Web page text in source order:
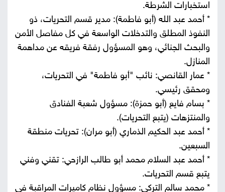
استخبارات الشرطة.
* أحمد عبد الله (أبو فاطمة): مدير قسم التحريات، ذو
النفوذ المطلق والتدخلات الواسعة في كل مفاصل الأمن
والبحث الجنائي، وهو المسؤول رفقة فريقه عن مداهمة
المنازل.
* عمار القانصي: نائب "أبو فاطمة" في التحريات،
ومحقق رئيسي.
* بسام فايع (أبو حمزة): مسؤول شعبة الفنادق
والمنتزهات (يتبع التحريات).
* أحمد عبد الحكيم الذماري (أبو مران): تحريات منطقة
السبعين.
* أحمد عبد السلام محمد أبو طالب الرازحي: تقني وفني
يتبع قسم التحريات.
* محمد سالم التركي: مسؤول نظام كاميرات المراقبة في